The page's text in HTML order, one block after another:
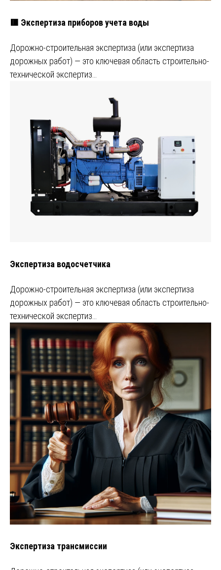
🟥 Экспертиза приборов учета воды
Дорожно-строительная экспертиза (или экспертиза
дорожных работ) — это ключевая область строительно-
технической экспертиз…
Экспертиза водосчетчика
Дорожно-строительная экспертиза (или экспертиза
дорожных работ) — это ключевая область строительно-
технической экспертиз…
Экспертиза трансмиссии